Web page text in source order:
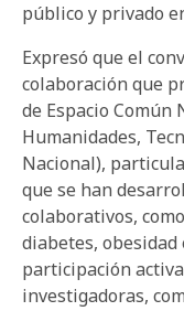
público y privado
Expresó que el
colaboración que
de Espacio Común
Humanidades,
Nacional),
que se han
colaborativos,
diabetes,
participación
investigadoras,